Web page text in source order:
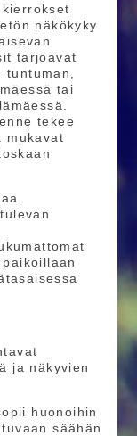
näkökyky
tarjoavat
tai
tekee
mukavat
ja näkyvien
huonoihin
säähän